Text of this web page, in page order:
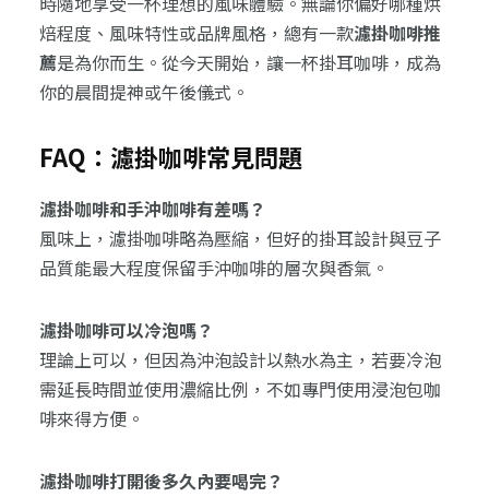
焙程度、風味特性或品牌風格，總有一款濾掛咖啡推
薦是為你而生。從今天開始，讓一杯掛耳咖啡，成為
你的晨間提神或午後儀式。
FAQ：濾掛咖啡常見問題
濾掛咖啡和手沖咖啡有差嗎？
風味上，濾掛咖啡略為壓縮，但好的掛耳設計與豆子
品質能最大程度保留手沖咖啡的層次與香氣。
濾掛咖啡可以冷泡嗎？
理論上可以，但因為沖泡設計以熱水為主，若要冷泡
需延長時間並使用濃縮比例，不如專門使用浸泡包咖
啡來得方便。
濾掛咖啡打開後多久內要喝完？